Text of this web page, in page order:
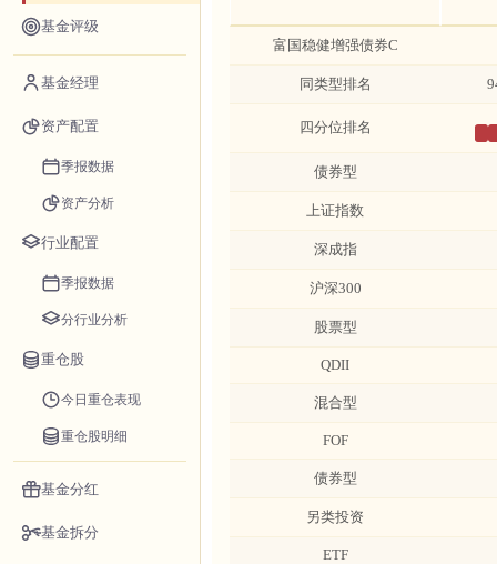
基金评级
基金经理
资产配置
季报数据
资产分析
行业配置
季报数据
分行业分析
重仓股
今日重仓表现
重仓股明细
基金分红
基金拆分
富国稳健增强债券C
同类型排名
四分位排名
债券型
上证指数
深成指
沪深300
股票型
QDII
混合型
FOF
债券型
另类投资
ETF